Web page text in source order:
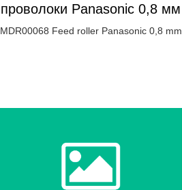
проволоки Panasonic 0,8 мм
MDR00068 Feed roller Panasonic 0,8 mm